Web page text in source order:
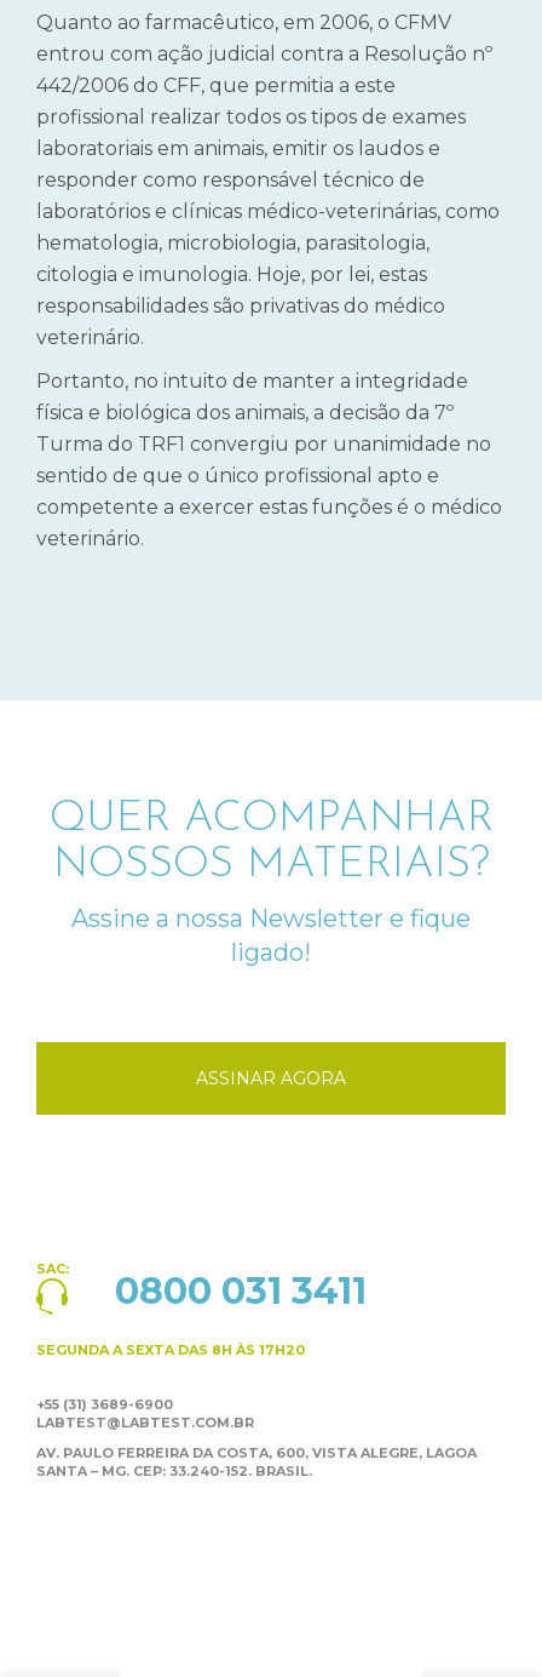
Quanto ao farmacêutico, em 2006, o CFMV
entrou com ação judicial contra a Resolução nº
442/2006 do CFF, que permitia a este
profissional realizar todos os tipos de exames
laboratoriais em animais, emitir os laudos e
responder como responsável técnico de
laboratórios e clínicas médico-veterinárias, como
hematologia, microbiologia, parasitologia,
citologia e imunologia. Hoje, por lei, estas
responsabilidades são privativas do médico
veterinário.
Portanto, no intuito de manter a integridade
física e biológica dos animais, a decisão da 7º
Turma do TRF1 convergiu por unanimidade no
sentido de que o único profissional apto e
competente a exercer estas funções é o médico
veterinário.
QUER ACOMPANHAR
NOSSOS MATERIAIS?
Assine a nossa Newsletter e fique
ligado!
ASSINAR AGORA
SAC: 0800 031 3411
SEGUNDA A SEXTA DAS 8H ÀS 17H20
+55 (31) 3689-6900
LABTEST@LABTEST.COM.BR
AV. PAULO FERREIRA DA COSTA, 600, VISTA ALEGRE, LAGOA
SANTA – MG. CEP: 33.240-152. BRASIL.